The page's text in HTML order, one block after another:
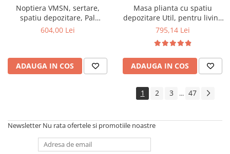
Noptiera VMSN, sertare,
spatiu depozitare, Pal
Melaminat, insertii MDF, Nuc
604,00 Lei
ADAUGA IN COS
Masa plianta cu spatiu
depozitare Util, pentru living
si bucatarie, PAL, structura
persoane, 160x96x80 cm, fag
795,14 Lei
ADAUGA IN COS
1 2 3 ... 47
Newsletter Nu rata ofertele si promotiile noastre